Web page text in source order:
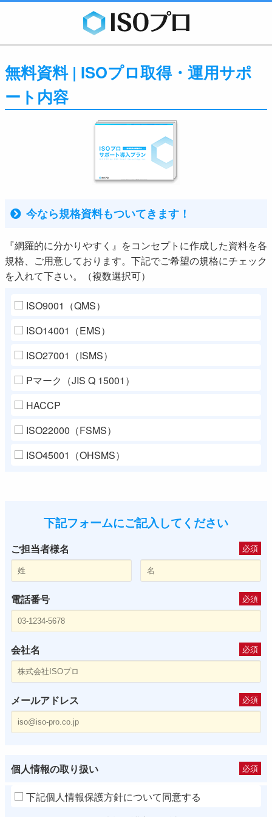
無料資料 | ISOプロ取得・運用サポ
ート内容
今なら規格資料もついてきます！
『網羅的に分かりやすく』をコンセプトに作成した資料を各
規格、ご用意しております。下記でご希望の規格にチェック
を入れて下さい。（複数選択可）
ISO9001（QMS）
ISO14001（EMS）
ISO27001（ISMS）
Pマーク（JIS Q 15001）
HACCP
ISO22000（FSMS）
ISO45001（OHSMS）
下記フォームにご記入してください
ご担当者様名 必須
電話番号 必須
会社名 必須
メールアドレス 必須
個人情報の取り扱い 必須
下記個人情報保護方針について同意する